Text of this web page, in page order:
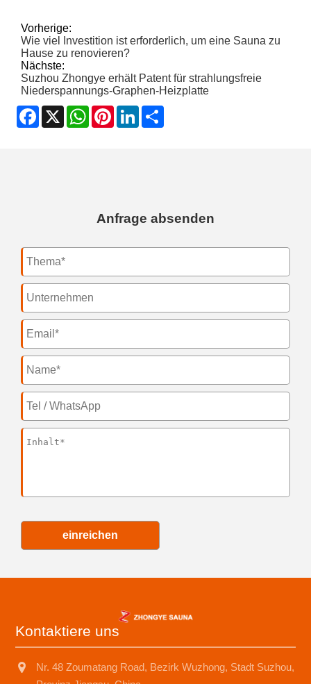
Vorherige:
Wie viel Investition ist erforderlich, um eine Sauna zu
Hause zu renovieren?
Nächste:
Suzhou Zhongye erhält Patent für strahlungsfreie
Niederspannungs-Graphen-Heizplatte
Facebook
X WhatsApp
PinterestLinkedIn
Anfrage absenden
einreichen
Kontaktiere uns
Nr. 48 Zoumatang Road, Bezirk Wuzhong, Stadt Suzhou,